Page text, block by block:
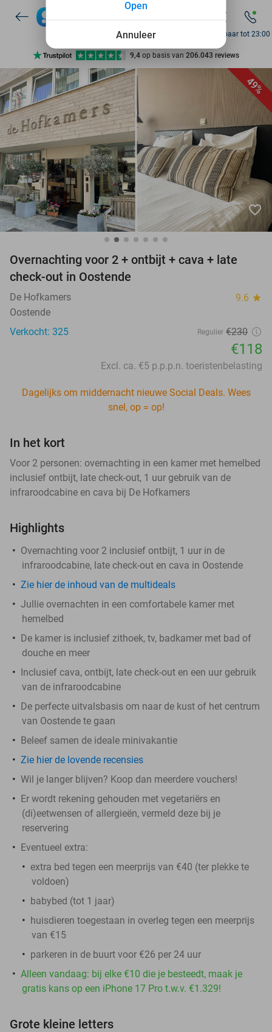
7 dagen per week beschikbaar
10+ miljoen leden
9,4 op basis van 206.043 reviews
Ontdek 15.000+ deals
7 dagen per week beschikbaar
10+ miljoen leden
Bereikbaar tot 23:00
49%
favorite_border
Overnachting voor 2 + ontbijt + cava + late
check-out in Oostende
De Hofkamers 9.6 star
Oostende
Verkocht: 325
Regulier €230
€118
Excl. ca. €5 p.p.p.n. toeristenbelasting
Dagelijks om middernacht nieuwe Social Deals. Wees
snel, op = op!
In het kort
Voor 2 personen: overnachting in een kamer met hemelbed
inclusief ontbijt, late check-out, 1 uur gebruik van de
infraroodcabine en cava bij De Hofkamers
Highlights
Overnachting voor 2 inclusief ontbijt, 1 uur in de
infraroodcabine, late check-out en cava in Oostende
Zie hier de inhoud van de multideals
Jullie overnachten in een comfortabele kamer met
hemelbed
De kamer is inclusief zithoek, tv, badkamer met bad of
douche en meer
Inclusief cava, ontbijt, late check-out en een uur gebruik
van de infraroodcabine
De perfecte uitvalsbasis om naar de kust of het centrum
van Oostende te gaan
Beleef samen de ideale minivakantie
Zie hier de lovende recensies
Wil je langer blijven? Koop dan meerdere vouchers!
Er wordt rekening gehouden met vegetariërs en
(di)eetwensen of allergieën, vermeld deze bij je
reservering
Eventueel extra:
extra bed tegen een meerprijs van €40 (ter plekke te
voldoen)
babybed (tot 1 jaar)
huisdieren toegestaan in overleg tegen een meerprijs
van €15
parkeren in de buurt voor €26 per 24 uur
Alleen vandaag: bij elke €10 die je besteedt, maak je
gratis kans op een iPhone 17 Pro t.w.v. €1.329!
Grote kleine letters
Annuleer
Open